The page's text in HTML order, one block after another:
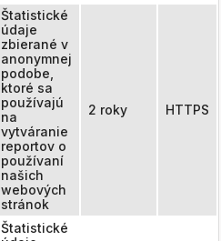
Štatistické
údaje
zbierané v
anonymnej
podobe,
ktoré sa
používajú
na
vytváranie
reportov o
používaní
našich
webových
stránok
2 roky HTTPS
Štatistické